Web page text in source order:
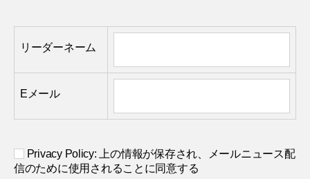
リーダーネーム
Eメール
Privacy Policy: 上の情報が保存され、メールニュース配
信のために使用されることに同意する